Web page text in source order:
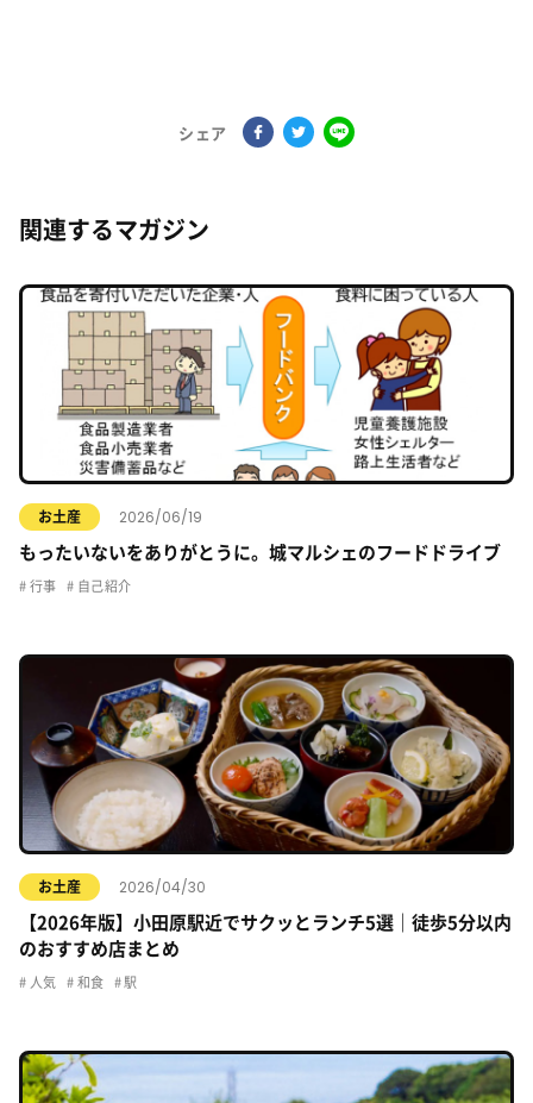
シェア
関連するマガジン
お土産 2026/06/19
もったいないをありがとうに。城マルシェのフードドライブ
行事 自己紹介
お土産 2026/04/30
【2026年版】小田原駅近でサクッとランチ5選｜徒歩5分以内
のおすすめ店まとめ
人気 和食 駅